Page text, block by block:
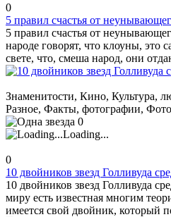
0
5 правил счастья от
5 правил счастья от
народе говорят, что клоуны, это
свете, что, смеша народ, они
Знаменитости, Кино, Культура,
Разное, Факты, фотографии,
0
Loading...
0
10 двойников звезд Голливуда
10 двойников звезд Голливуда
миру есть известная многим
имеется свой двойник, который